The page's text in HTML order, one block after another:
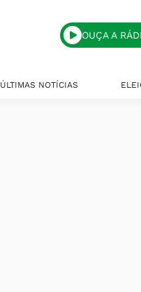
OUÇA A
ÚLTIMAS NOTÍCIAS